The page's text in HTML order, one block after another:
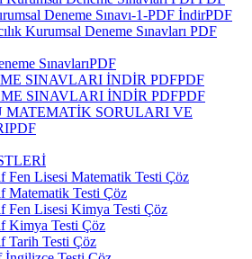
Deneme Sınavı-1-PDF İndirPDF
Kurumsal Deneme Sınavları PDF
SınavlarıPDF
SINAVLARI İNDİR PDFPDF
SINAVLARI İNDİR PDFPDF
MATEMATİK SORULARI VE
PDF
Fen Lisesi Matematik Testi Çöz
Matematik Testi Çöz
Fen Lisesi Kimya Testi Çöz
Kimya Testi Çöz
Tarih Testi Çöz